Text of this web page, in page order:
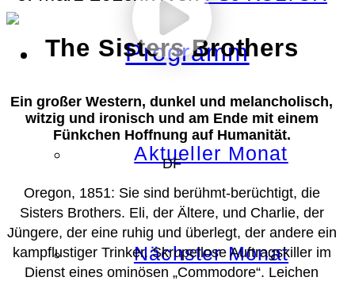
Programm
Aktueller Monat
Nächster Monat
The Sisters Brothers
Ein großer Western, dunkel und melancholisch,
witzig und ironisch und am Ende mit einem
Fünkchen Hoffnung auf Humanität.
DF
Oregon, 1851: Sie sind berühmt-berüchtigt, die
Sisters Brothers. Eli, der Ältere, und Charlie, der
Jüngere, der eine ruhig und überlegt, der andere ein
kampflustiger Trinker. Skrupellose Auftragskiller im
Dienst eines ominösen „Commodore“. Leichen